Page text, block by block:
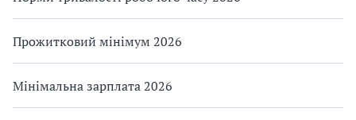
Прожитковий мінімум 2026
Мінімальна зарплата 2026